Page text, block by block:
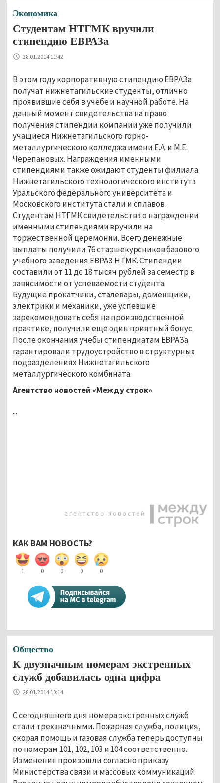
Экономика
Студентам НТГМК вручили
стипендию ЕВРАЗа
28.01.2014 11:42
В этом году корпоративную стипендию ЕВРАЗа
получат нижнетагильские студенты, отлично
проявившие себя в учебе и научной работе. На
данный момент свидетельства на право
получения стипендии компании уже получили
учащиеся Нижнетагильского горно-
металлургического колледжа имени Е.А. и М.Е.
Черепановых. Награждения именными
стипендиями также ожидают студенты филиала
Нижнетагильского технологического института
Уральского федерального университета и
Московского института стали и сплавов.
Студентам НТГМК свидетельства о награждении
именными стипендиями вручили на
торжественной церемонии. Всего денежные
выплаты получили 76 старшекурсников базового
учебного заведения ЕВРАЗ НТМК. Стипендии
составили от 11 до 18 тысяч рублей за семестр в
зависимости от успеваемости студента.
Будущие прокатчики, сталевары, доменщики,
электрики и механики, уже успевшие
зарекомендовать себя на производственной
практике, получили еще один приятный бонус.
После окончания учебы стипендиатам ЕВРАЗа
гарантировали трудоустройство в структурных
подразделениях Нижнетагильского
металлургического комбината.
Агентство новостей «Между строк»
...
КАК ВАМ НОВОСТЬ?
1 0 0 0 0
Общество
К двузначным номерам экстренных
служб добавилась одна цифра
28.01.2014 10:14
С сегодняшнего дня номера экстренных служб
стали трехзначными. Пожарная служба, полиция,
скорая помощь и газовая служба теперь доступны
по номерам 101, 102, 103 и 104 соответственно.
Изменения произошли согласно приказу
Министерства связи и массовых коммуникаций.